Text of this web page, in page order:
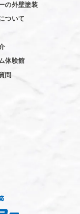
の外壁塗装
ついて
体験館
問